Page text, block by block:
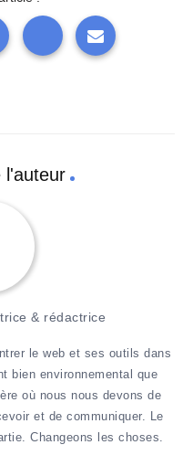
l'auteur
& rédactrice
le web et ses outils dans
bien environnemental que
où nous nous devons de
et de communiquer. Le
Changeons les choses.